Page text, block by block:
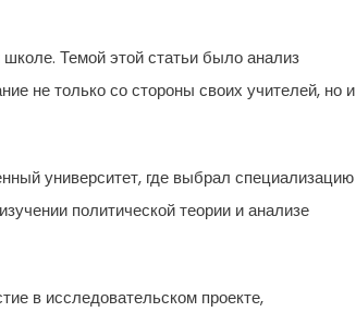
Темой этой статьи было анализ
не только со стороны своих учителей, но и
университет, где выбрал специализацию
политической теории и анализе
в исследовательском проекте,